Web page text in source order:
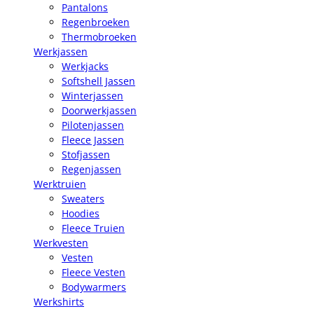
Pantalons
Regenbroeken
Thermobroeken
Werkjassen
Werkjacks
Softshell Jassen
Winterjassen
Doorwerkjassen
Pilotenjassen
Fleece Jassen
Stofjassen
Regenjassen
Werktruien
Sweaters
Hoodies
Fleece Truien
Werkvesten
Vesten
Fleece Vesten
Bodywarmers
Werkshirts